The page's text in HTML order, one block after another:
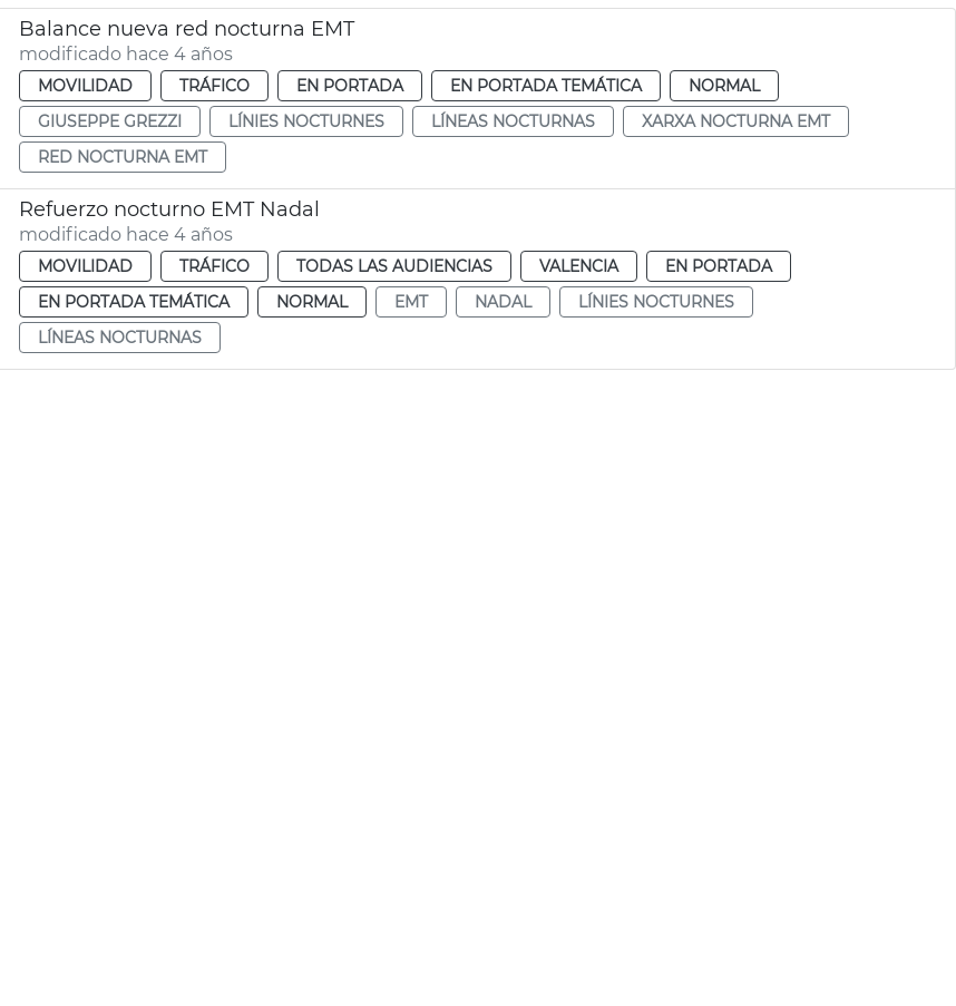
Balance nueva red nocturna EMT
modificado hace 4 años
MOVILIDAD TRÁFICO EN PORTADA EN PORTADA TEMÁTICA
NORMAL
GIUSEPPE GREZZI
LÍNIES NOCTURNES LÍNEAS NOCTURNAS
XARXA NOCTURNA EMT
RED NOCTURNA EMT
Refuerzo nocturno EMT Nadal
modificado hace 4 años
MOVILIDAD TRÁFICO TODAS LAS AUDIENCIAS VALENCIA
EN PORTADA
EN PORTADA TEMÁTICA
NORMAL EMT NADAL
LÍNIES NOCTURNES
LÍNEAS NOCTURNAS